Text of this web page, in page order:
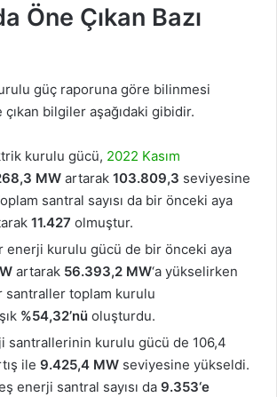
Öne Çıkan Bazı
güç raporuna göre bilinmesi
çıkan bilgiler aşağıdaki gibidir.
kurulu gücü, 2022 Kasım
MW artarak 103.809,3 seviyesine
santral sayısı da bir önceki aya
11.427 olmuştur.
enerji kurulu gücü de bir önceki aya
artarak 56.393,2 MW‘a yükselirken
santraller toplam kurulu
%54,32’nü oluşturdu.
santrallerinin kurulu gücü de 106,4
ile 9.425,4 MW seviyesine yükseldi.
enerji santral sayısı da 9.353‘e